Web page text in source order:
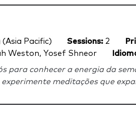
Pacific) Sessions: 2
Weston, Yosef Shneor
para conhecer a energia da
meditações que